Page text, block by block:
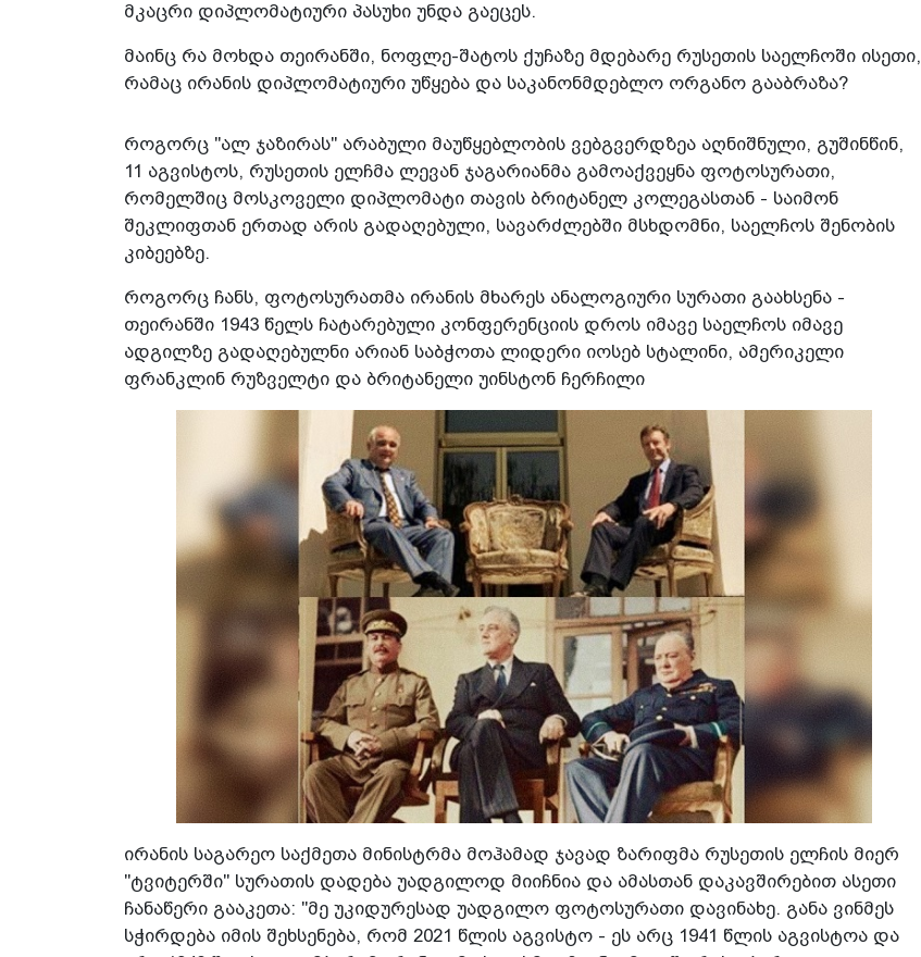
მკაცრი დიპლომატიური პასუხი უნდა გაეცეს.
მაინც რა მოხდა თეირანში, ნოფლე-შატოს ქუჩაზე მდებარე რუსეთის საელჩოში ისეთი,
რამაც ირანის დიპლომატიური უწყება და საკანონმდებლო ორგანო გააბრაზა?
როგორც "ალ ჯაზირას" არაბული მაუწყებლობის ვებგვერდზეა აღნიშნული, გუშინწინ,
11 აგვისტოს, რუსეთის ელჩმა ლევან ჯაგარიანმა გამოაქვეყნა ფოტოსურათი,
რომელშიც მოსკოველი დიპლომატი თავის ბრიტანელ კოლეგასთან - საიმონ
შეკლიფთან ერთად არის გადაღებული, სავარძლებში მსხდომნი, საელჩოს შენობის
კიბეებზე.
როგორც ჩანს, ფოტოსურათმა ირანის მხარეს ანალოგიური სურათი გაახსენა -
თეირანში 1943 წელს ჩატარებული კონფერენციის დროს იმავე საელჩოს იმავე
ადგილზე გადაღებულნი არიან საბჭოთა ლიდერი იოსებ სტალინი, ამერიკელი
ფრანკლინ რუზველტი და ბრიტანელი უინსტონ ჩერჩილი
ირანის საგარეო საქმეთა მინისტრმა მოჰამად ჯავად ზარიფმა რუსეთის ელჩის მიერ
"ტვიტერში" სურათის დადება უადგილოდ მიიჩნია და ამასთან დაკავშირებით ასეთი
ჩანაწერი გააკეთა: "მე უკიდურესად უადგილო ფოტოსურათი დავინახე. განა ვინმეს
სჭირდება იმის შეხსენება, რომ 2021 წლის აგვისტო - ეს არც 1941 წლის აგვისტოა და